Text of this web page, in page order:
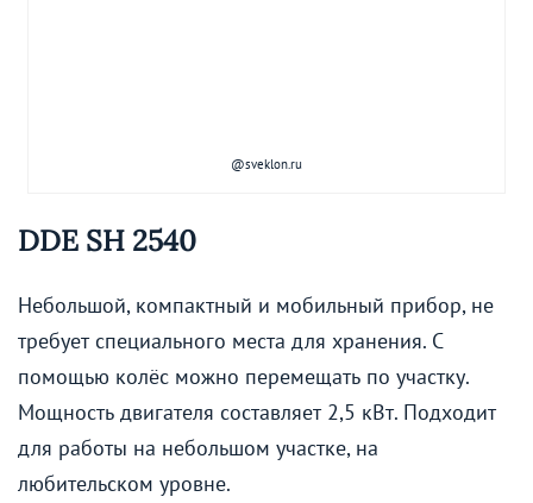
@sveklon.ru
DDE SH 2540
Небольшой, компактный и мобильный прибор, не
требует специального места для хранения. С
помощью колёс можно перемещать по участку.
Мощность двигателя составляет 2,5 кВт. Подходит
для работы на небольшом участке, на
любительском уровне.